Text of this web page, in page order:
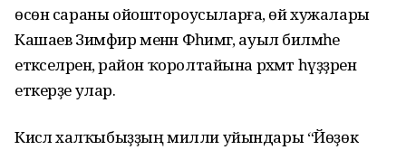
өсөн сараны ойоштороусыларға, өй хужалары
Кашаев Зимфир менән Фәһимәгә, ауыл биләмәһе
етәкселәренә, район ҡоролтайына рәхмәт һүҙҙәрен
еткерҙе улар.
Кисәлә халҡыбыҙҙың милли уйындары “Йөҙөк